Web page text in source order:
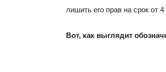
лишить его прав на срок от
Вот, как выглядит